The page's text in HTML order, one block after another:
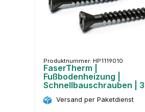
Produktnummer: HP1119010
FaserTherm |
Fußbodenheizung |
Schnellbauschrauben |
mm
Versand per Paketdienst